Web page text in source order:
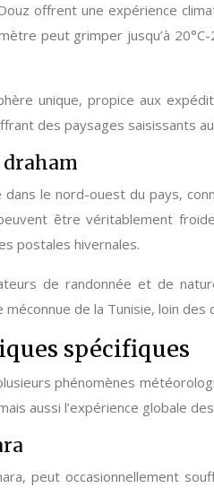
offrent une expérience
peut grimper jusqu’à
unique, propice aux
des paysages saisissants
dans le nord-ouest du pays,
être véritablement
postales hivernales.
de randonnée et de
de la Tunisie, loin
spécifiques
phénomènes
aussi l’expérience globale
peut occasionnellement